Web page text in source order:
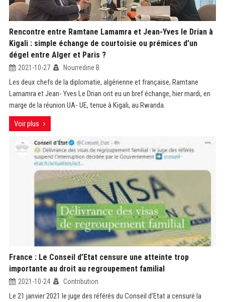
Rencontre entre Ramtane Lamamra et Jean-Yves le Drian à
Kigali : simple échange de courtoisie ou prémices d’un
dégel entre Alger et Paris ?
2021-10-27 Nourredine B
Les deux chefs de la diplomatie, algérienne et française, Ramtane
Lamamra et Jean- Yves Le Drian ont eu un bref échange, hier mardi, en
marge de la réunion UA- UE, tenue à Kigali, au Rwanda.
Voir plus
France : Le Conseil d’Etat censure une atteinte trop
importante au droit au regroupement familial
2021-10-24 Contribution
Le 21 janvier 2021 le juge des référés du Conseil d’Etat a censuré la